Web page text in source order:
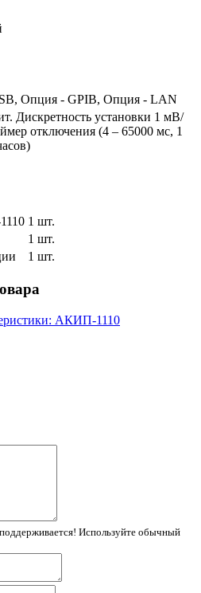
Опция - GPIB, Опция - LAN
Дискретность установки 1 мВ/
отключения (4 – 65000 мс, 1
1 шт.
1 шт.
1 шт.
АКИП-1110
Используйте обычный